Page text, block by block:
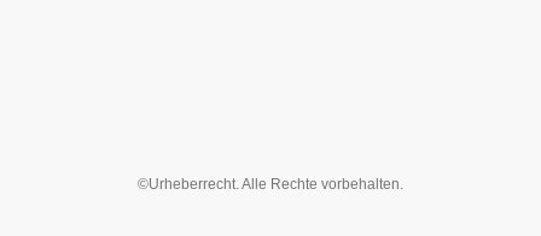
©Urheberrecht. Alle Rechte vorbehalten.